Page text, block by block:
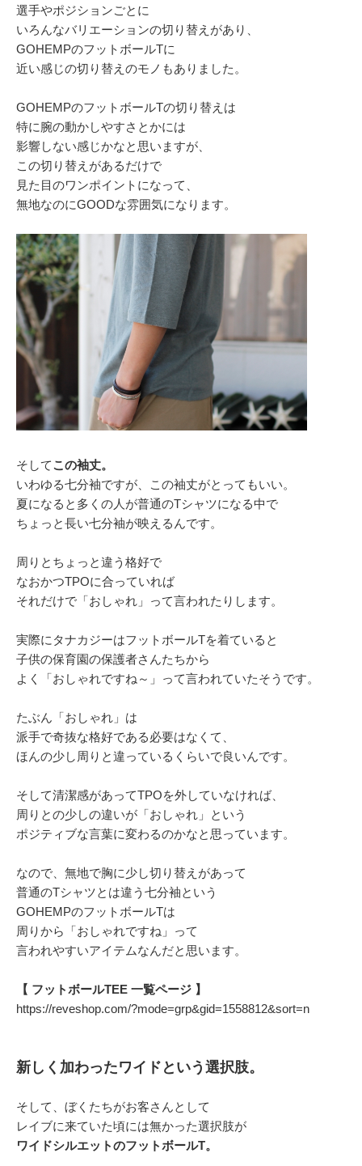
選手やポジションごとに
いろんなバリエーションの切り替えがあり、
GOHEMPのフットボールTに
近い感じの切り替えのモノもありました。
GOHEMPのフットボールTの切り替えは
特に腕の動かしやすさとかには
影響しない感じかなと思いますが、
この切り替えがあるだけで
見た目のワンポイントになって、
無地なのにGOODな雰囲気になります。
そしてこの袖丈。
いわゆる七分袖ですが、この袖丈がとってもいい。
夏になると多くの人が普通のTシャツになる中で
ちょっと長い七分袖が映えるんです。
周りとちょっと違う格好で
なおかつTPOに合っていれば
それだけで「おしゃれ」って言われたりします。
実際にタナカジーはフットボールTを着ていると
子供の保育園の保護者さんたちから
よく「おしゃれですね～」って言われていたそうです。
たぶん「おしゃれ」は
派手で奇抜な格好である必要はなくて、
ほんの少し周りと違っているくらいで良いんです。
そして清潔感があってTPOを外していなければ、
周りとの少しの違いが「おしゃれ」という
ポジティブな言葉に変わるのかなと思っています。
なので、無地で胸に少し切り替えがあって
普通のTシャツとは違う七分袖という
GOHEMPのフットボールTは
周りから「おしゃれですね」って
言われやすいアイテムなんだと思います。
【 フットボールTEE 一覧ページ 】
https://reveshop.com/?mode=grp&gid=1558812&sort=n
新しく加わったワイドという選択肢。
そして、ぼくたちがお客さんとして
レイブに来ていた頃には無かった選択肢が
ワイドシルエットのフットボールT。